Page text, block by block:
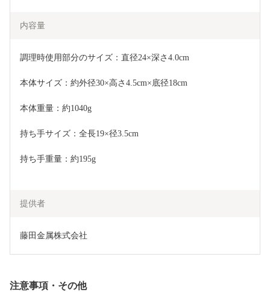
内容量
調理時使用部分のサイズ：直径24×深さ4.0cm
本体サイズ：約外径30×高さ4.5cm×底径18cm
本体重量：約1040g
持ち手サイズ：全長19×径3.5cm
持ち手重量：約195g
提供者
藤田金属株式会社
注意事項・その他